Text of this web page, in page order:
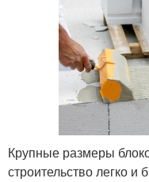
Крупные размеры
строительство легко и